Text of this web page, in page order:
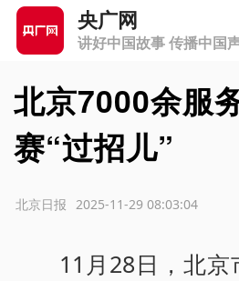
央广网
讲好中国故事 传播中国
北京7000余服
赛“过招儿”
2025-11-29 08:03:04
北京日报
11月28日，北